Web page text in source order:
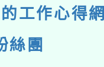
工作心得
團